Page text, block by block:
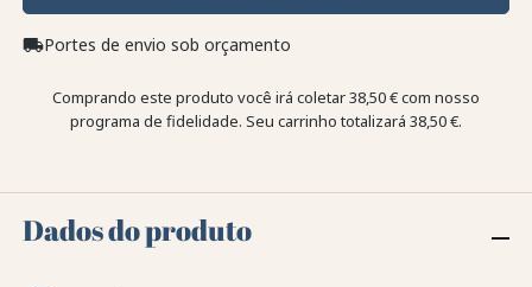
local_shippingPortes de envio sob orçamento
Comprando este produto você irá coletar38,50 €com nosso
programa de fidelidade. Seu carrinho totalizará 38,50 €.
Dados do produto